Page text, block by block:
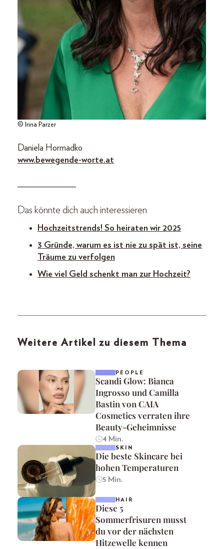
© Irina Parzer
Daniela Hormadko
www.bewegende-worte.at
_____________
Das könnte dich auch interessieren
Hochzeitstrends! So heiraten wir 2025
3 Gründe, warum es ist nie zu spät ist, seine
Träume zu verfolgen
Wie viel Geld schenkt man zur Hochzeit?
Weitere Artikel zu diesem Thema
PEOPLE
Scandi Glow: Bianca
Ingrosso und Camilla
Bastin von CAIA
Cosmetics verraten ihre
Beauty-Geheimnisse
4 Min.
SKIN
Die beste Skincare bei
hohen Temperaturen
5 Min.
HAIR
Diese 5
Sommerfrisuren musst
du vor der nächsten
Hitzewelle kennen